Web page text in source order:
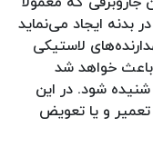
بدنه ایجاد می‌نماید
لاستیکی
باعث خواهد شد
شنیده شود. در این
تعمیر و یا تعویض